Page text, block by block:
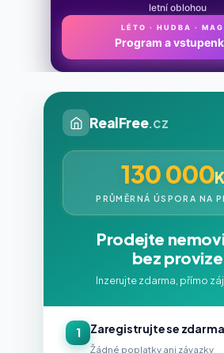
letní oblohou
LÉTO · HUDBA ·
Program a
RealFree.cz
130 000
PRŮMĚRNÁ ÚSPORA NA
Prodejte
bez provize
Inzerujte zdarma, přímo
1 Zaregistrujte se zdarma
Žádné poplatky ani závazky